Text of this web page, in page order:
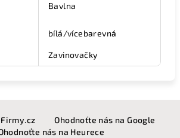
Bavlna
bílá/vícebarevná
Zavinovačky
Ohodnoťte nás na Google
nás na Heurece